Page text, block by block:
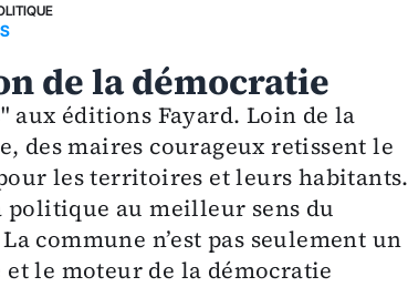
de la démocratie
aux éditions Fayard. Loin de la
des maires courageux retissent le
les territoires et leurs habitants.
au meilleur sens du
commune n’est pas seulement un
le moteur de la démocratie